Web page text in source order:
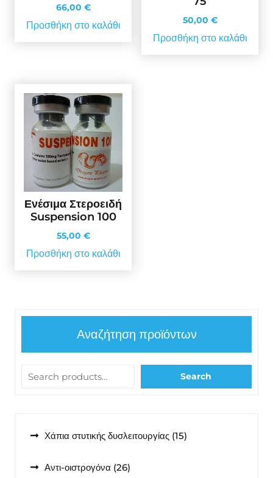
66,00 €
Προσθήκη στο καλάθι 50,00 €
Προσθήκη στο καλάθι
Ενέσιμα Στεροειδή
Suspension 100
55,00 €
Προσθήκη στο καλάθι
Αναζήτηση προϊόντων
Search
Χάπια στυτικής δυσλειτουργίας 1515
Αντι-οιστρογόνα 2626